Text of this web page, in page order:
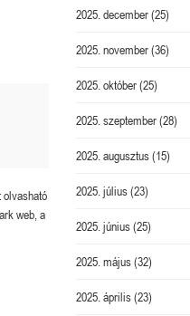
olvasható
web, a
2025. december(25)
2025. november(36)
2025. október(25)
2025. szeptember(28)
2025. augusztus(15)
2025. július(23)
2025. június(25)
2025. május(32)
2025. április(23)